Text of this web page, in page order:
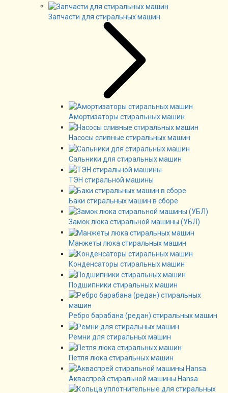
Запчасти для стиральных машин
Амортизаторы стиральных машин
Насосы сливные стиральных машин
Сальники для стиральных машин
ТЭН стиральной машины
Баки стиральных машин в сборе
Замок люка стиральной машины (УБЛ)
Манжеты люка стиральных машин
Конденсаторы стиральных машин
Подшипники стиральных машин
Ребро барабана (редан) стиральных машин
Ремни для стиральных машин
Петля люка стиральных машин
Акваспрей стиральной машины Hansa